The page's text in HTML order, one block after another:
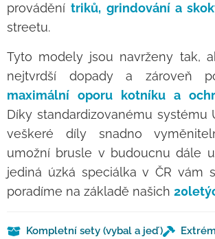
prováděnítriků, grindování a
streetu.
Tyto modely jsou navrženy tak,
nejtvrdší dopady a zároveň
maximální oporu kotníku a
Díky standardizovanému systému
veškeré díly snadno
umožní brusle v budoucnu dále
jediná úzká speciálka v ČR vám
poradíme na základě našich
Kompletní sety (vybal a jeď)